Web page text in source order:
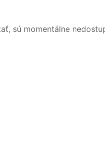
sú momentálne